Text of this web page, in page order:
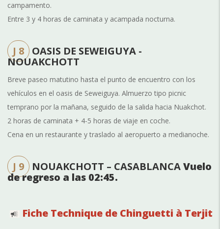
campamento.
Entre 3 y 4 horas de caminata y acampada nocturna.
J 8
OASIS DE SEWEIGUYA -
NOUAKCHOTT
Breve paseo matutino hasta el punto de encuentro con los
vehículos en el oasis de Seweiguya. Almuerzo tipo picnic
temprano por la mañana, seguido de la salida hacia Nuakchot.
2 horas de caminata + 4-5 horas de viaje en coche.
Cena en un restaurante y traslado al aeropuerto a medianoche.
J 9 NOUAKCHOTT – CASABLANCAVuelo
de regreso a las 02:45.
Fiche Technique de Chinguetti à Terjit